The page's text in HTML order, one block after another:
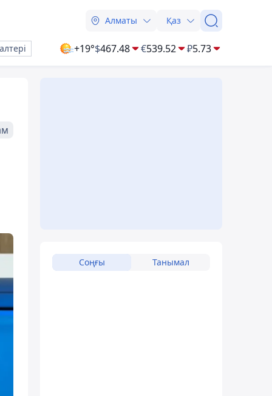
Алматы Қаз
+19°$467.48 €539.52 ₽5.73
Соңғы Танымал